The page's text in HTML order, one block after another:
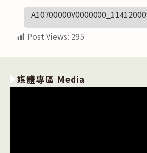
Post Views: 295
媒體專區 Media